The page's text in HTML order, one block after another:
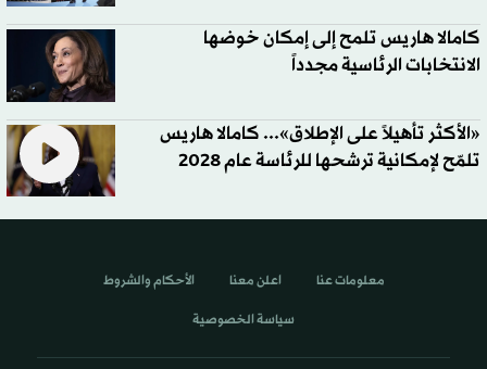
كامالا هاريس تلمح إلى إمكان خوضها
الانتخابات الرئاسية مجدداً
«الأكثر تأهيلاً على الإطلاق»... كامالا هاريس
تلمّح لإمكانية ترشحها للرئاسة عام 2028
معلومات عنا اعلن معنا الأحكام والشروط
سياسة الخصوصية